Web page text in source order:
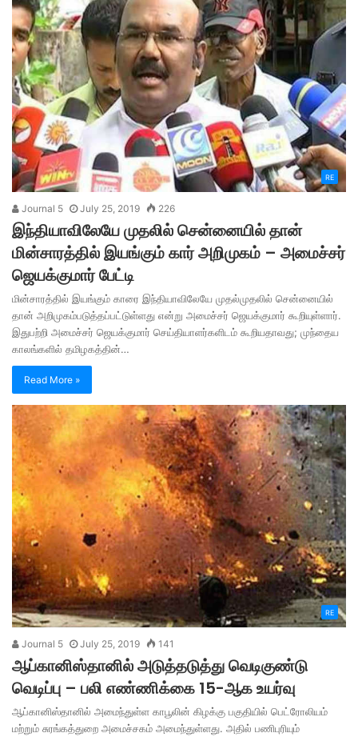
RE
Journal 5 July 25, 2019 226
இந்தியாவிலேயே முதலில் சென்னையில் தான்
மின்சாரத்தில் இயங்கும் கார் அறிமுகம் – அமைச்சர்
ஜெயக்குமார் பேட்டி
மின்சாரத்தில் இயங்கும் காரை இந்தியாவிலேயே முதல்முதலில் சென்னையில்
தான் அறிமுகம்படுத்தப்பட்டுள்ளது என்று அமைச்சர் ஜெயக்குமார் கூறியுள்ளார்.
இதுபற்றி அமைச்சர் ஜெயக்குமார் செய்தியாளர்களிடம் கூறியதாவது; முந்தைய
காலங்களில் தமிழகத்தின்…
Read More »
RE
Journal 5 July 25, 2019 141
ஆப்கானிஸ்தானில் அடுத்தடுத்து வெடிகுண்டு
வெடிப்பு – பலி எண்ணிக்கை 15-ஆக உயர்வு
ஆப்கானிஸ்தானில் அமைந்துள்ள காபூலின் கிழக்கு பகுதியில் பெட்ரோலியம்
மற்றும் சுரங்கத்துறை அமைச்சகம் அமைந்துள்ளது. அதில் பணிபுரியும்